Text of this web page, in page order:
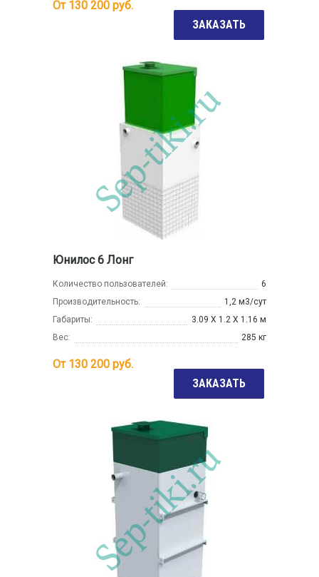
От 130 200 руб.
ЗАКАЗАТЬ
Юнилос 6 Лонг
Количество пользователей:
6
Производительность:
1,2 м3/сут
Габариты:
3.09 Х 1.2 Х 1.16 м
Вес:
285 кг
От 130 200 руб.
ЗАКАЗАТЬ